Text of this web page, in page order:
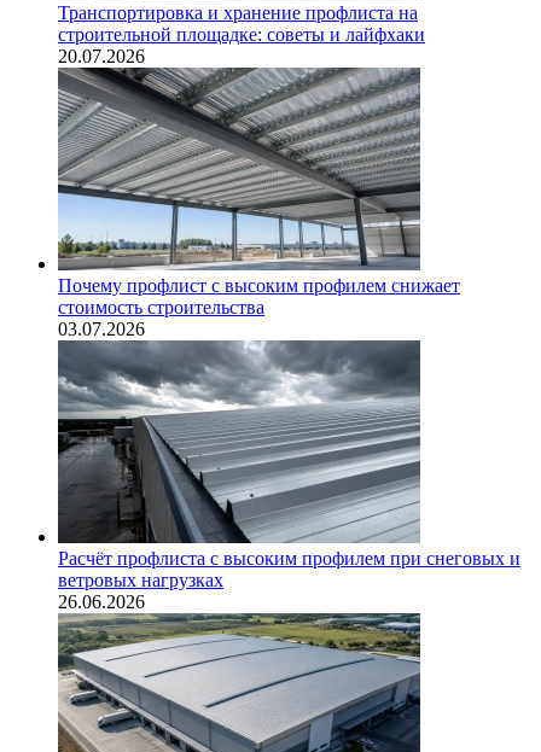
Транспортировка и хранение профлиста на
строительной площадке: советы и лайфхаки
20.07.2026
Почему профлист с высоким профилем снижает
стоимость строительства
03.07.2026
Расчёт профлиста с высоким профилем при снеговых и
ветровых нагрузках
26.06.2026